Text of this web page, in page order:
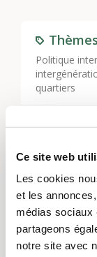
Ce site web
Les cookies
et les
médias sociaux
partageons
notre site avec
Thèmes
Politique
quartiers
Régions
Grisons,
Gestion